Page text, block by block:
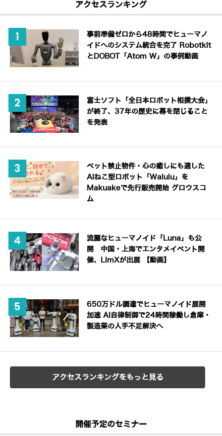
アクセスランキング
事前準備ゼロから48時間でヒューマノ
イドへのシステム統合を完了 Robotkit
とDOBOT「Atom W」の事例動画
富士ソフト「全日本ロボット相撲大会」
が終了、37年の歴史に幕を閉じること
を発表
ペット禁止物件・心の癒しにも適した
AIねこ型ロボット「Walulu」を
Makuakeで先行販売開始 グロウスコ
ム
流麗なヒューマノイド「Luna」も公
開 中国・上海でエンタメイベント開
催、LimXが出展 【動画】
650万ドル調達でヒューマノイド展開
加速 AI自律制御で24時間稼働し倉庫・
製造業の人手不足解決へ
アクセスランキングをもっと見る
開催予定のセミナー